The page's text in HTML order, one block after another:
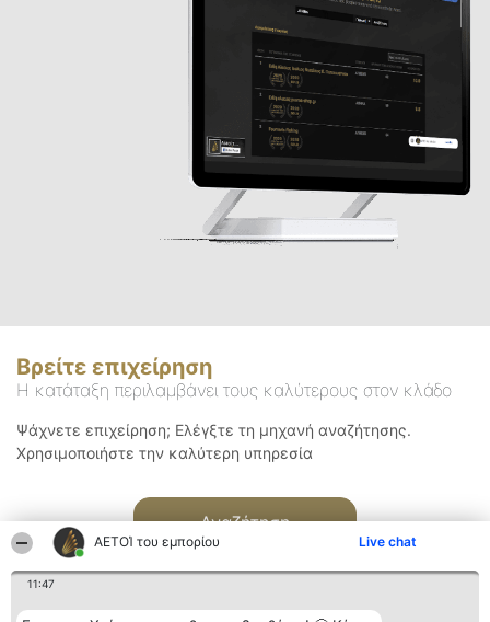
ΑΕΤΟΊ του εμπορίου Live chat
11:47
Βρείτε επιχείρηση
Η κατάταξη περιλαμβάνει τους καλύτερους στον κλάδο
Ψάχνετε επιχείρηση; Ελέγξτε τη μηχανή αναζήτησης.
Χρησιμοποιήστε την καλύτερη υπηρεσία
Αναζήτηση